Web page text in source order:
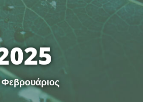
Φεβρουάριος